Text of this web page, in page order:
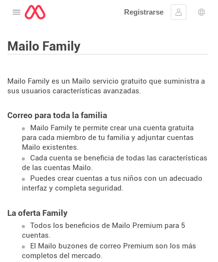
Abre el menú
Registrarse
Ingresar
Mailo Family
Mailo Family es un Mailo servicio gratuito que suministra a
sus usuarios características avanzadas.
Correo para toda la familia
Mailo Family te permite crear una cuenta gratuita
para cada miembro de tu familia y adjuntar cuentas
Mailo existentes.
Cada cuenta se beneficia de todas las características
de las cuentas Mailo.
Puedes crear cuentas a tus niños con un adecuado
interfaz y completa seguridad.
La oferta Family
Todos los beneficios de Mailo Premium para 5
cuentas.
El Mailo buzones de correo Premium son los más
completos del mercado.